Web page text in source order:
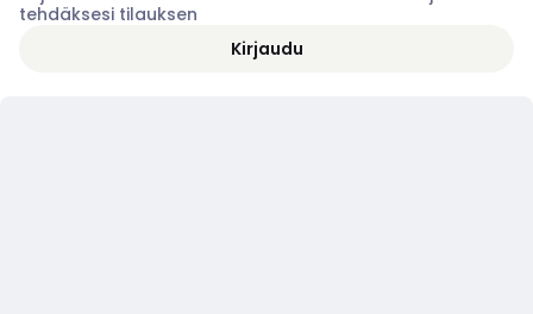
tehdäksesi tilauksen
Kirjaudu